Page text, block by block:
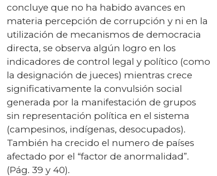
concluye que no ha habido avances en
materia percepción de corrupción y ni en la
utilización de mecanismos de democracia
directa, se observa algún logro en los
indicadores de control legal y político (como
la designación de jueces) mientras crece
significativamente la convulsión social
generada por la manifestación de grupos
sin representación política en el sistema
(campesinos, indígenas, desocupados).
También ha crecido el numero de países
afectado por el “factor de anormalidad”.
(Pág. 39 y 40).